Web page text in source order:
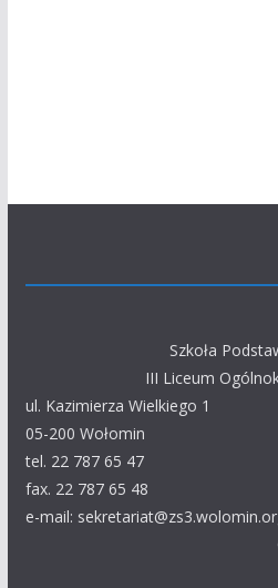
Szkoła
III Liceum
ul. Kazimierza Wielkiego 1
05-200 Wołomin
tel. 22 787 65 47
fax. 22 787 65 48
e-mail: